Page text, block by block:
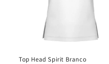
Top Head Spirit Branco